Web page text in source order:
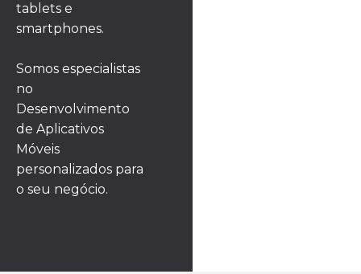
tablets e
smartphones.
Somos especialistas
no
Desenvolvimento
de Aplicativos
Móveis
personalizados para
o seu negócio.